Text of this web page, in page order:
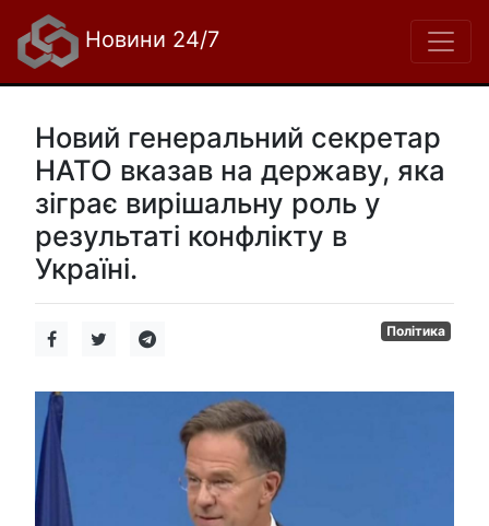
Новини 24/7
Новий генеральний секретар
НАТО вказав на державу, яка
зіграє вирішальну роль у
результаті конфлікту в
Україні.
Політика